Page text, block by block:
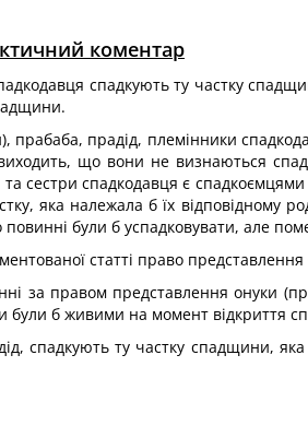
коментар
спадкують ту частку
прабаба, прадід, племінники
що вони не визнаються
та сестри спадкодавця є
яка належала б їх відповідному
були б успадковувати, але
статті право
за правом представлення онуки
були б живими на момент відкриття
спадкують ту частку спадщини,